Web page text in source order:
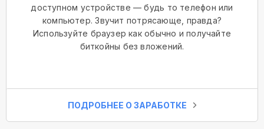
доступном устройстве — будь то телефон или
компьютер. Звучит потрясающе, правда?
Используйте браузер как обычно и получайте
биткойны без вложений.
ПОДРОБНЕЕ О ЗАРАБОТКЕ